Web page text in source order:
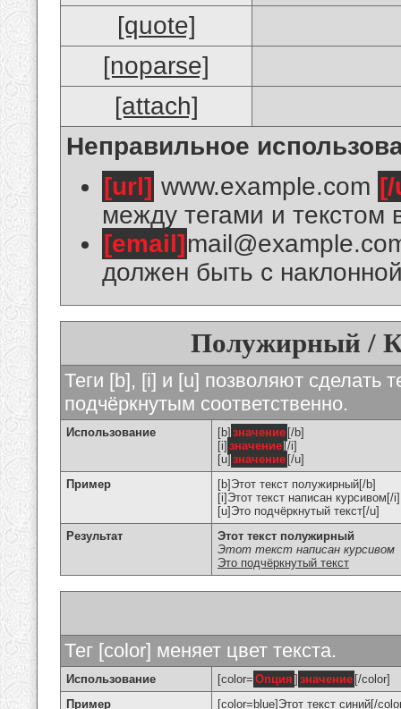
[quote]
[noparse]
[attach]
Неправильное
[url] www.example.com
между тегами и текстом
[email]
должен быть с
Полужирный /
Теги [b], [i] и [u] позволяют сделать
подчёркнутым соответственно.
Использование [b] значение [/b]
[i] значение [/i]
[u] значение [/u]
Пример
[b]Этот текст полужирный[/b]
[i]Этот текст написан курсивом[/i]
[u]Это подчёркнутый текст[/u]
Результат
Этот текст полужирный
Этот текст написан курсивом
Это подчёркнутый текст
Тег [color] меняет цвет текста.
Использование [color= Опция ] значение [/color]
Пример
[color=blue]Этот текст синий[/